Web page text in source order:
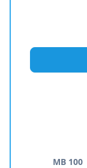
100 MB